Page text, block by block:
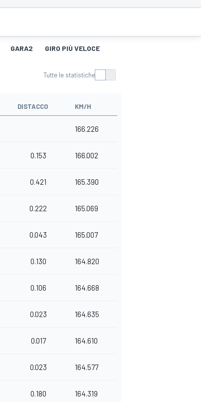
GARA2 GIRO PIÙ VELOCE
Tutte le statistiche
DISTACCO KM/H
166.226
0.153 166.002
0.421 165.390
0.222 165.069
0.043 165.007
0.130 164.820
0.106 164.668
0.023 164.635
0.017 164.610
0.023 164.577
0.180 164.319